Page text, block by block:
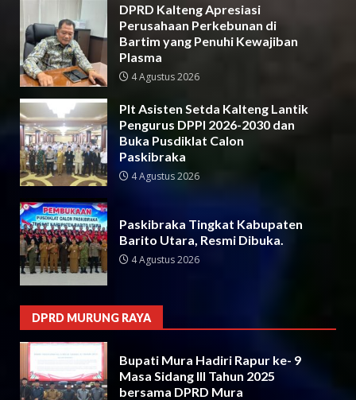
DPRD Kalteng Apresiasi
Perusahaan Perkebunan di
Bartim yang Penuhi Kewajiban
Plasma
4 Agustus 2026
Plt Asisten Setda Kalteng Lantik
Pengurus DPPI 2026-2030 dan
Buka Pusdiklat Calon
Paskibraka
4 Agustus 2026
Paskibraka Tingkat Kabupaten
Barito Utara, Resmi Dibuka.
4 Agustus 2026
DPRD MURUNG RAYA
Bupati Mura Hadiri Rapur ke- 9
Masa Sidang III Tahun 2025
bersama DPRD Mura